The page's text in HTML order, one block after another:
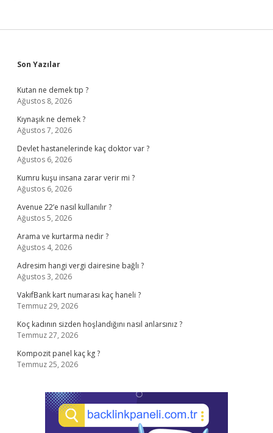
Sidebar
Son Yazılar
Kutan ne demek tıp ?
Ağustos 8, 2026
Kıynaşık ne demek ?
Ağustos 7, 2026
Devlet hastanelerinde kaç doktor var ?
Ağustos 6, 2026
Kumru kuşu insana zarar verir mi ?
Ağustos 6, 2026
Avenue 22’e nasıl kullanılır ?
Ağustos 5, 2026
Arama ve kurtarma nedir ?
Ağustos 4, 2026
Adresim hangi vergi dairesine bağlı ?
Ağustos 3, 2026
VakıfBank kart numarası kaç haneli ?
Temmuz 29, 2026
Koç kadının sizden hoşlandığını nasıl anlarsınız ?
Temmuz 27, 2026
Kompozit panel kaç kg ?
Temmuz 25, 2026